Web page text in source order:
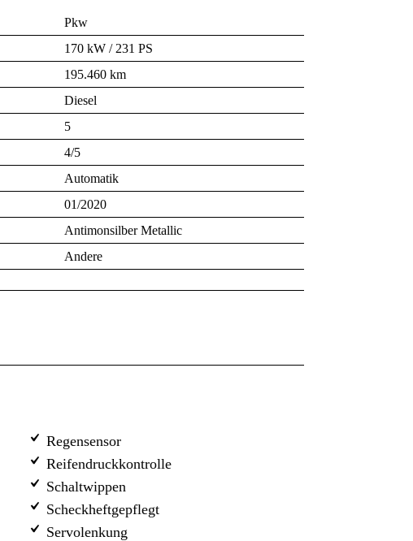
Pkw
170 kW / 231 PS
195.460 km
Diesel
5
4/5
Automatik
01/2020
Antimonsilber Metallic
Andere
Regensensor
Reifendruckkontrolle
Schaltwippen
Scheckheftgepflegt
Servolenkung